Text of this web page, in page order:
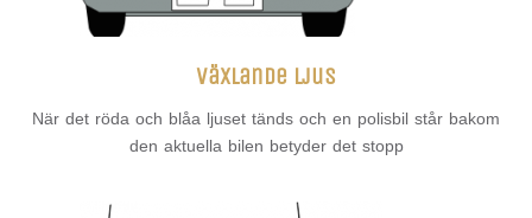
Växlande ljus
När det röda och blåa ljuset tänds och en polisbil står bakom
den aktuella bilen betyder det stopp